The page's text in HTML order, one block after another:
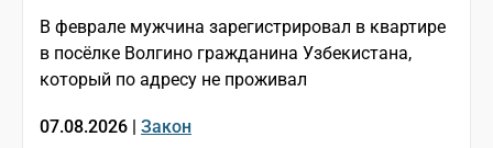
В феврале мужчина зарегистрировал в квартире
в посёлке Волгино гражданина Узбекистана,
который по адресу не проживал
07.08.2026 | Закон